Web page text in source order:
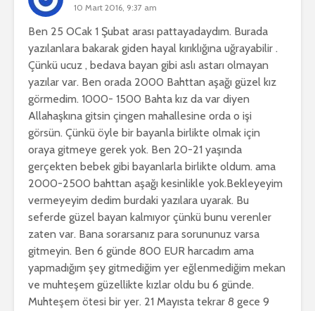
10 Mart 2016, 9:37 am
Ben 25 OCak 1 Şubat arası pattayadaydım. Burada
yazılanlara bakarak giden hayal kırıklığına uğrayabilir .
Çünkü ucuz , bedava bayan gibi aslı astarı olmayan
yazılar var. Ben orada 2000 Bahttan aşağı güzel kız
görmedim. 1000- 1500 Bahta kız da var diyen
Allahaşkına gitsin çingen mahallesine orda o işi
görsün. Çünkü öyle bir bayanla birlikte olmak için
oraya gitmeye gerek yok. Ben 20-21 yaşında
gerçekten bebek gibi bayanlarla birlikte oldum. ama
2000-2500 bahttan aşağı kesinlikle yok.Bekleyeyim
vermeyeyim dedim burdaki yazılara uyarak. Bu
seferde güzel bayan kalmıyor çünkü bunu verenler
zaten var. Bana sorarsanız para sorununuz varsa
gitmeyin. Ben 6 günde 800 EUR harcadım ama
yapmadığım şey gitmediğim yer eğlenmediğim mekan
ve muhteşem güzellikte kızlar oldu bu 6 günde.
Muhteşem ötesi bir yer. 21 Mayısta tekrar 8 gece 9